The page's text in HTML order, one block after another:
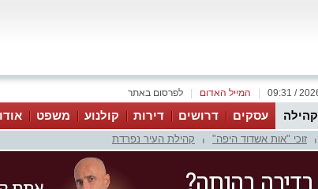
לפרסום באתר המייל האדום
קהילה עסקים דרושים דירות קולנוע משפט
זוכי "אות אשדוד היפה" קהילת העיר נפרדת